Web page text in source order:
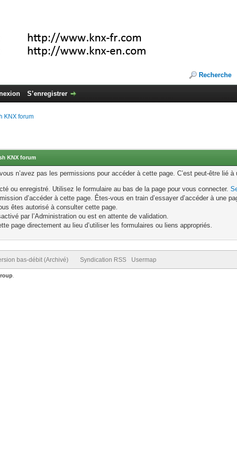
Recherche
S’enregistrer
KNX forum
KNX forum
n’avez pas les permissions pour accéder à cette page. C’est peut-être lié
ou enregistré. Utilisez le formulaire au bas de la page pour vous connecter.
d’accéder à cette page. Êtes-vous en train d’essayer d’accéder à une
êtes autorisé à consulter cette page.
par l’Administration ou est en attente de validation.
page directement au lieu d’utiliser les formulaires ou liens appropriés.
bas-débit (Archivé) Syndication RSS Usermap
.